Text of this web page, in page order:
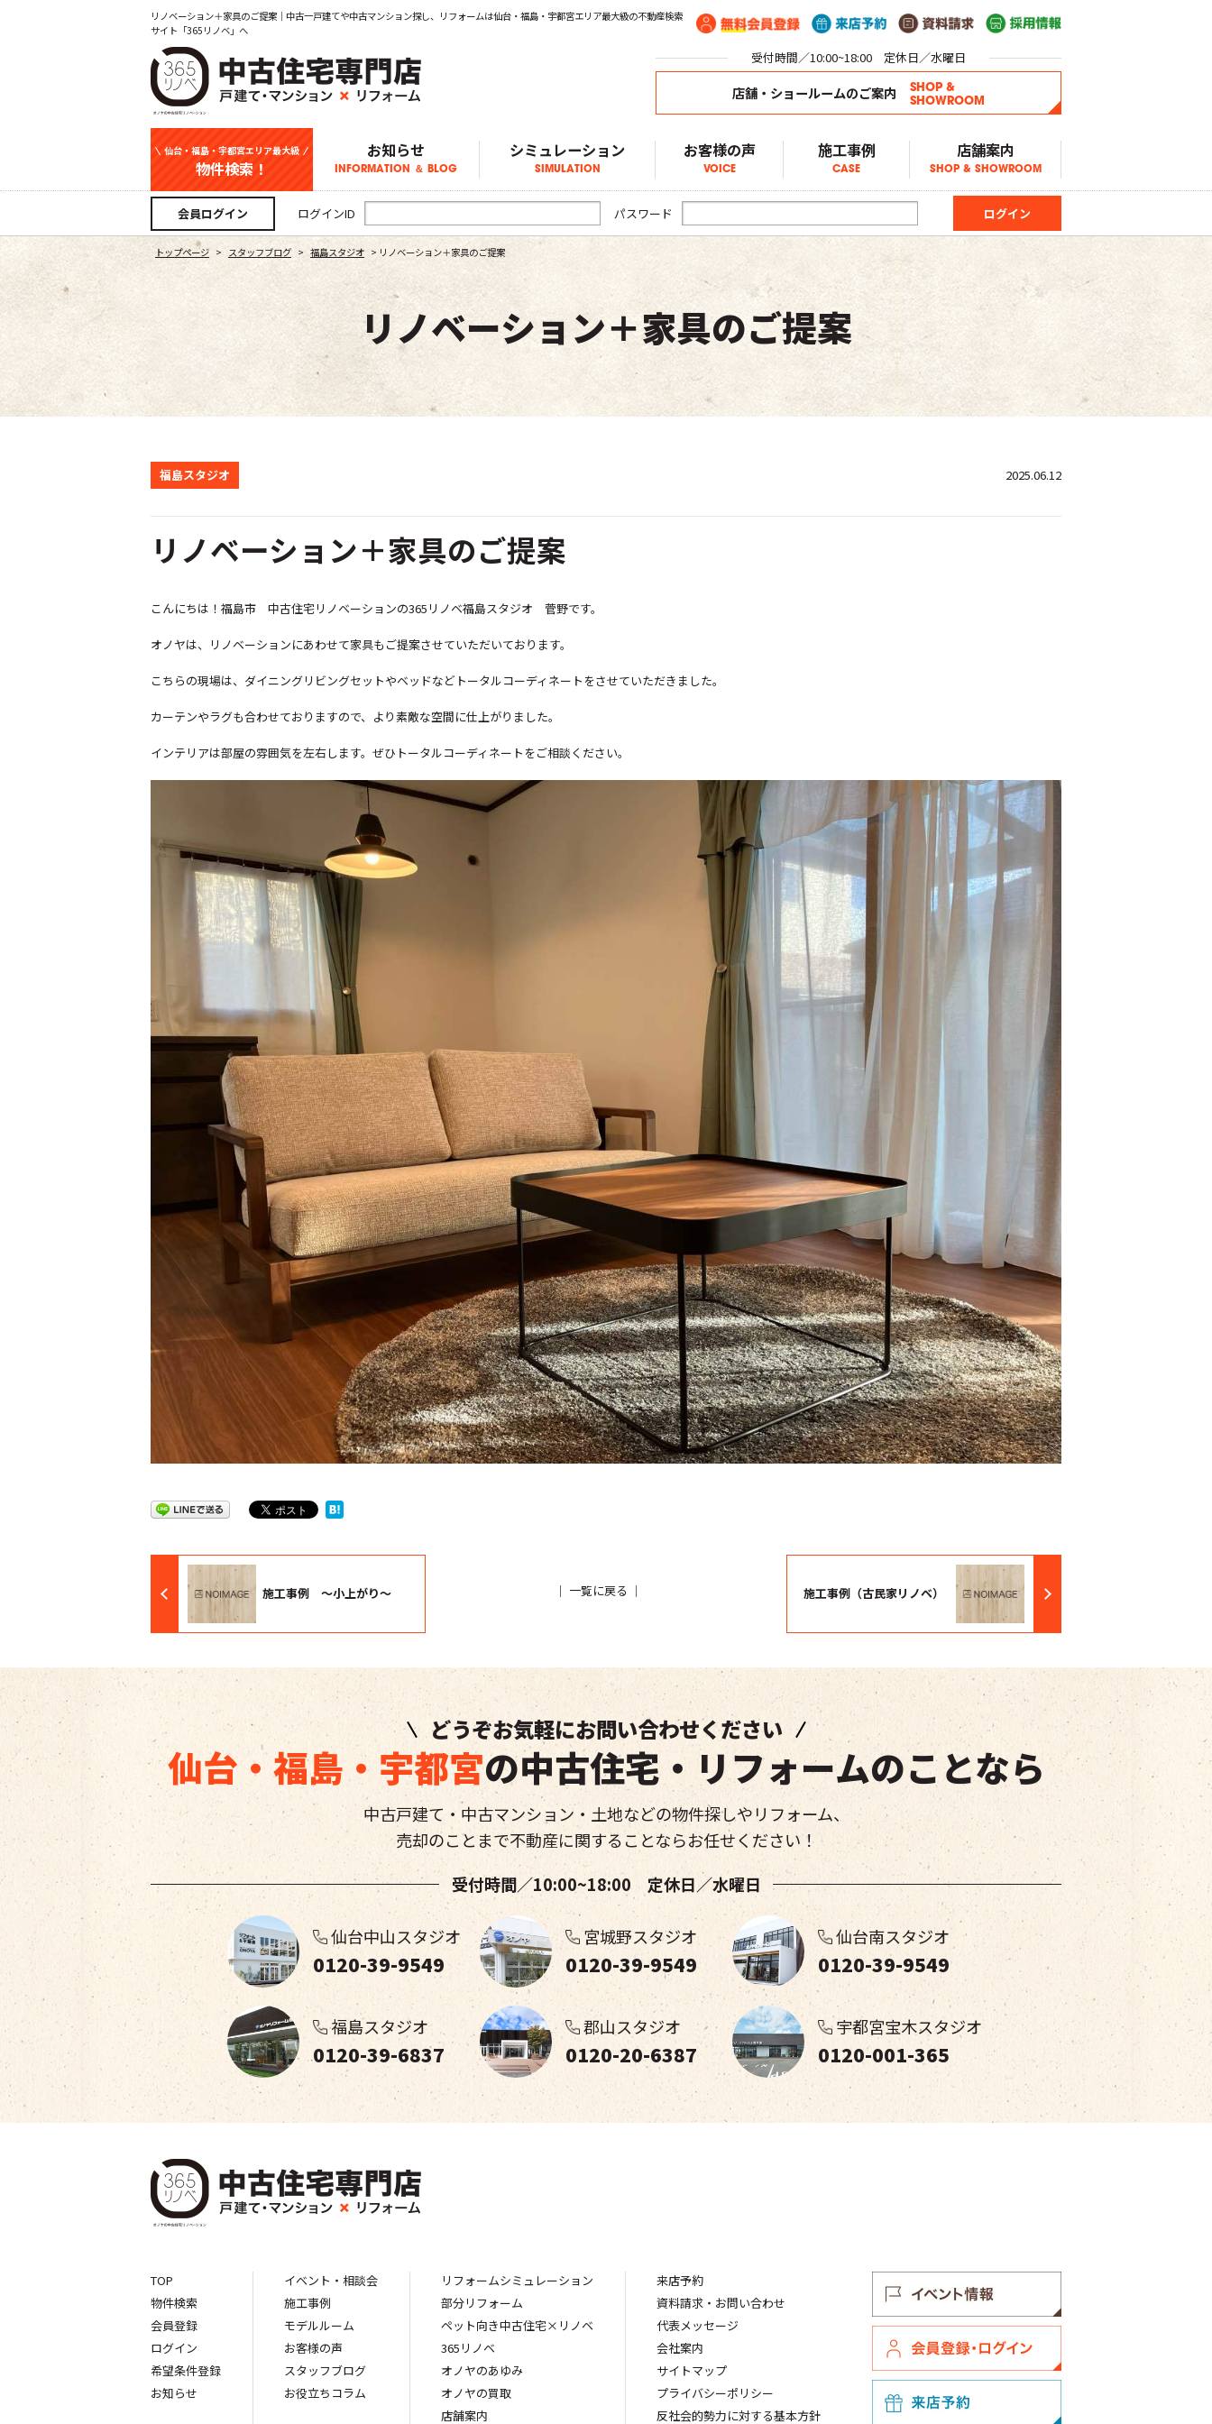
リノベーション＋家具のご提案｜中古一戸建てや中古マンション探し、リフォームは仙台・福島・宇都宮エリア最大級の不動産検索
サイト「365リノベ」へ
受付時間／10:00~18:00 定休日／水曜日
店舗・ショールームのご案内
SHOP &
SHOWROOM
仙台・福島・宇都宮エリア最大級
物件検索！
中古一戸建て
マンション
新築一戸建て
土地
事業用
お知らせ
INFORMATION ＆ BLOG
お知らせ
仙台エリア物件情報
福島エリア物件情報
宇都宮エリア物件情報
スタッフブログ
シミュレーション
SIMULATION
お客様の声
VOICE
施工事例
CASE
店舗案内
SHOP & SHOWROOM
会員ログイン ログインID パスワード
トップページ > スタッフブログ > 福島スタジオ > リノベーション＋家具のご提案
リノベーション＋家具のご提案
福島スタジオ 2025.06.12
リノベーション＋家具のご提案
こんにちは！福島市 中古住宅リノベーションの365リノベ福島スタジオ 菅野です。
オノヤは、リノベーションにあわせて家具もご提案させていただいております。
こちらの現場は、ダイニングリビングセットやベッドなどトータルコーディネートをさせていただきました。
カーテンやラグも合わせておりますので、より素敵な空間に仕上がりました。
インテリアは部屋の雰囲気を左右します。ぜひトータルコーディネートをご相談ください。
施工事例 ～小上がり～ 施工事例（古民家リノベ）
｜ 一覧に戻る ｜
どうぞお気軽にお問い合わせください
仙台・福島・宇都宮の中古住宅・リフォームのことなら
中古戸建て・中古マンション・土地などの物件探しやリフォーム、
売却のことまで不動産に関することならお任せください！
受付時間／10:00~18:00 定休日／水曜日
仙台中山スタジオ
0120-39-9549
宮城野スタジオ
0120-39-9549
仙台南スタジオ
0120-39-9549
福島スタジオ
0120-39-6837
郡山スタジオ
0120-20-6387
宇都宮宝木スタジオ
0120-001-365
TOP
物件検索
会員登録
ログイン
希望条件登録
お知らせ
イベント・相談会
施工事例
モデルルーム
お客様の声
スタッフブログ
お役立ちコラム
リフォームシミュレーション
部分リフォーム
ペット向き中古住宅×リノベ
365リノベ
オノヤのあゆみ
オノヤの買取
店舗案内
来店予約
資料請求・お問い合わせ
代表メッセージ
会社案内
サイトマップ
プライバシーポリシー
反社会的勢力に対する基本方針